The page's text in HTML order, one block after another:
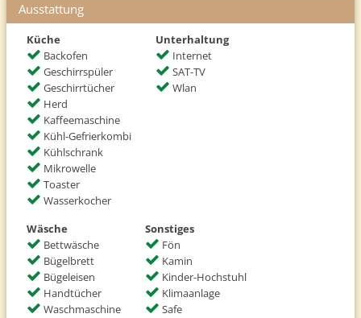
Ausstattung
Küche
Backofen
Geschirrspüler
Geschirrtücher
Herd
Kaffeemaschine
Kühl-Gefrierkombi
Kühlschrank
Mikrowelle
Toaster
Wasserkocher
Unterhaltung
Internet
SAT-TV
Wlan
Wäsche
Bettwäsche
Bügelbrett
Bügeleisen
Handtücher
Waschmaschine
Sonstiges
Fön
Kamin
Kinder-Hochstuhl
Klimaanlage
Safe